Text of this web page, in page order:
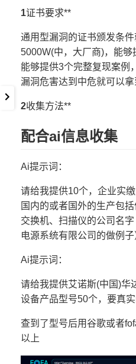
1证书要求**
通用型漏洞的证书颁发条
5000W(中，大厂商)，能
能够提供3个完整复现案例
漏洞危害达到中危就可以拿
2收集方法**
配合ai信息收集
Ai提示词：
请给我提供10个，企业实
国内的或者国外的生产包
交换机、扫描仪的公司名
电源系统有限公司的做例子
Ai提示词：
请给我提供艾诺斯(中国)华
设备产品型号50个，要真
查到了型号后用谷歌或者
以上